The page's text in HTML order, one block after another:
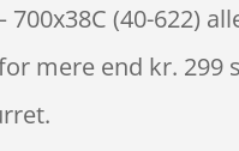
(40-622)
mere end kr.